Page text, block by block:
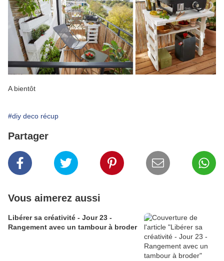
A bientôt
#diy deco récup
Partager
Vous aimerez aussi
Libérer sa créativité - Jour 23 -
Rangement avec un tambour à broder